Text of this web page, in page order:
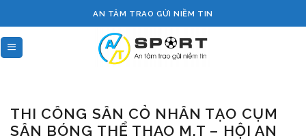
to
content
AN TÂM TRAO GỬI NIỀM TIN
THI CÔNG SÂN CỎ NHÂN TẠO CỤM
SÂN BÓNG THỂ THAO M.T – HỘI AN